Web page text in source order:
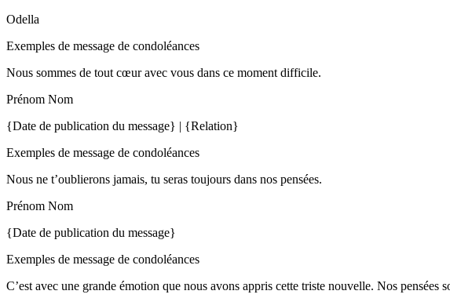
Odella
Exemples de message de condoléances
Nous sommes de tout cœur avec vous dans ce moment difficile.
Prénom Nom
{Date de publication du message} | {Relation}
Exemples de message de condoléances
Nous ne t’oublierons jamais, tu seras toujours dans nos pensées.
Prénom Nom
{Date de publication du message}
Exemples de message de condoléances
C’est avec une grande émotion que nous avons appris cette triste nouvelle. Nos pensées